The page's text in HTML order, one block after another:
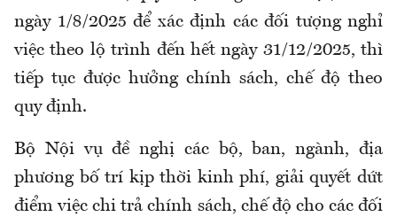
ngày 1/8/2025 để xác định các đối tượng nghỉ
việc theo lộ trình đến hết ngày 31/12/2025, thì
tiếp tục được hưởng chính sách, chế độ theo
quy định.
Bộ Nội vụ đề nghị các bộ, ban, ngành, địa
phương bố trí kịp thời kinh phí, giải quyết dứt
điểm việc chi trả chính sách, chế độ cho các đối